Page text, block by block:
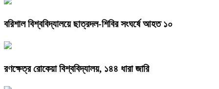
বরিশাল বিশ্ববিদ্যালয়ে ছাত্রদল-শিবির সংঘর্ষে আহত ১০
রণক্ষেত্র রোকেয়া বিশ্ববিদ্যালয়, ১৪৪ ধারা জারি